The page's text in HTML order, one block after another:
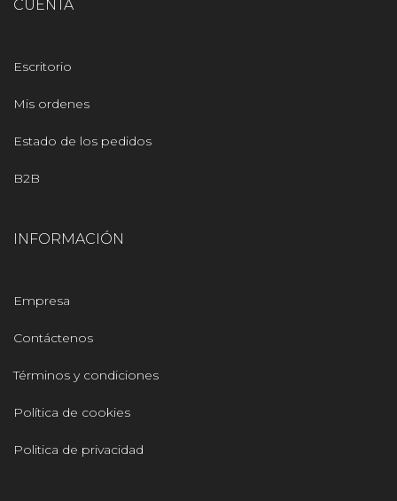
CUENTA
Escritorio
Mis ordenes
Estado de los pedidos
B2B
INFORMACIÓN
Empresa
Contáctenos
Términos y condiciones
Política de cookies
Politica de privacidad